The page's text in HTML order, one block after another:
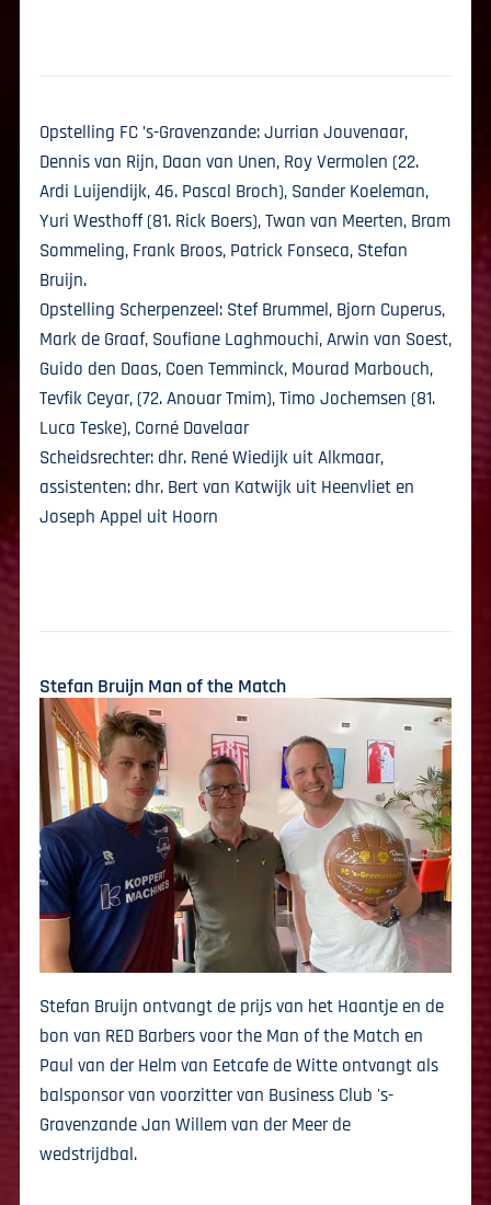
Opstelling FC ’s-Gravenzande: Jurrian Jouvenaar,
Dennis van Rijn, Daan van Unen, Roy Vermolen (22.
Ardi Luijendijk, 46. Pascal Broch), Sander Koeleman,
Yuri Westhoff (81. Rick Boers), Twan van Meerten, Bram
Sommeling, Frank Broos, Patrick Fonseca, Stefan
Bruijn.
Opstelling Scherpenzeel: Stef Brummel, Bjorn Cuperus,
Mark de Graaf, Soufiane Laghmouchi, Arwin van Soest,
Guido den Daas, Coen Temminck, Mourad Marbouch,
Tevfik Ceyar, (72. Anouar Tmim), Timo Jochemsen (81.
Luca Teske), Corné Davelaar
Scheidsrechter: dhr. René Wiedijk uit Alkmaar,
assistenten: dhr. Bert van Katwijk uit Heenvliet en
Joseph Appel uit Hoorn
Stefan Bruijn Man of the Match
Stefan Bruijn ontvangt de prijs van het Haantje en de
bon van RED Barbers voor the Man of the Match en
Paul van der Helm van Eetcafe de Witte ontvangt als
balsponsor van voorzitter van Business Club 's-
Gravenzande Jan Willem van der Meer de
wedstrijdbal.